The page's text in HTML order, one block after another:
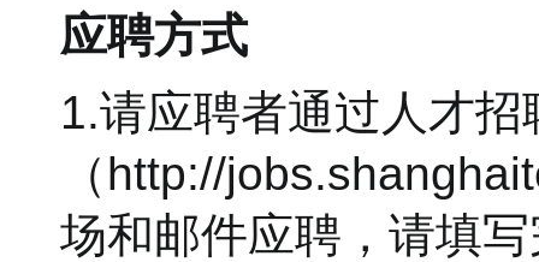
应聘方式
1.请应聘者通过人才招
（http://
场和邮件应聘，请填